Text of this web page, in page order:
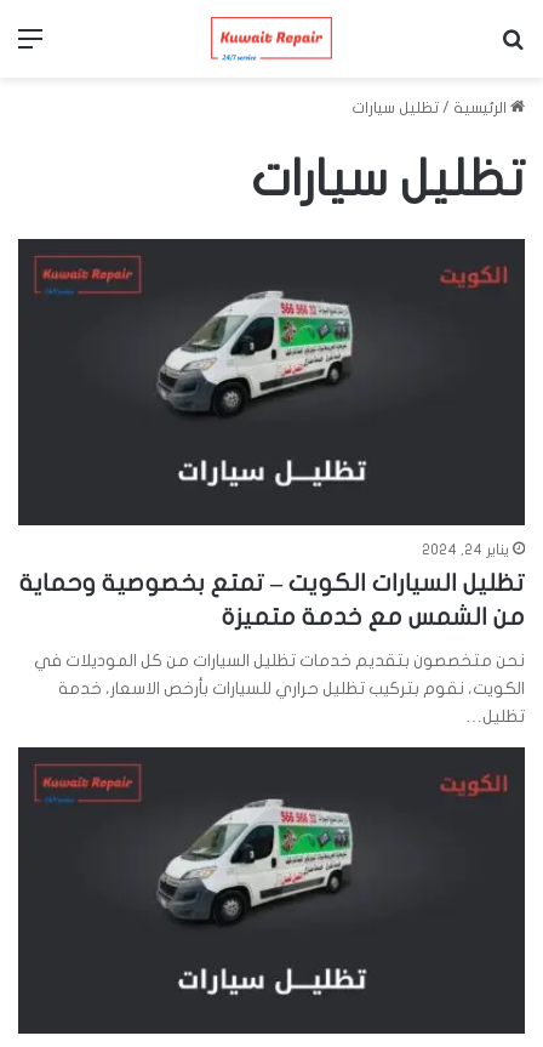
الرئيسية / تظليل سيارات
تظليل سيارات
يناير 24, 2024
تظليل السيارات الكويت – تمتع بخصوصية وحماية
من الشمس مع خدمة متميزة
نحن متخصصون بتقديم خدمات تظليل السيارات من كل الموديلات في
الكويت، نقوم بتركيب تظليل حراري للسيارات بأرخص الاسعار، خدمة
تظليل…